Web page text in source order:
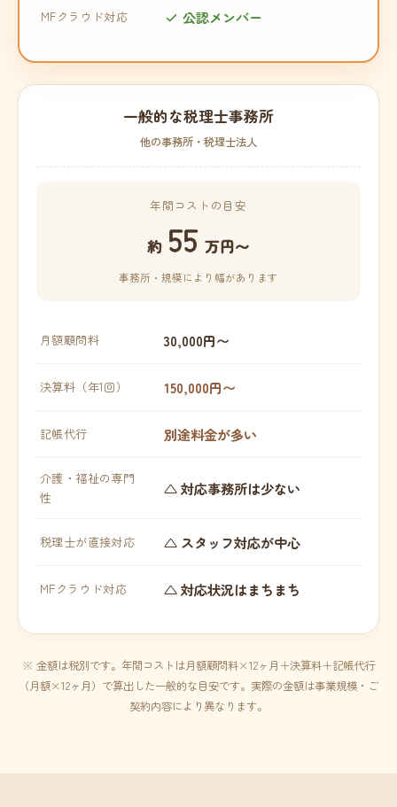
MFクラウド対応 公認メンバー
一般的な税理士事務所
他の事務所・税理士法人
年間コストの目安
約 55 万円〜
事務所・規模により幅があります
月額顧問料 30,000円〜
決算料（年1回） 150,000円〜
記帳代行 別途料金が多い
介護・福祉の専門
性
△ 対応事務所は少ない
税理士が直接対応 △ スタッフ対応が中心
MFクラウド対応 △ 対応状況はまちまち
※ 金額は税別です。年間コストは月額顧問料×12ヶ月＋決算料＋記帳代行
（月額×12ヶ月）で算出した一般的な目安です。実際の金額は事業規模・ご
契約内容により異なります。